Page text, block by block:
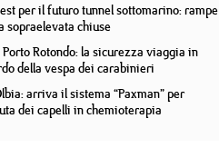
per il futuro tunnel sottomarino: rampe
sopraelevata chiuse
Rotondo: la sicurezza viaggia in
della vespa dei carabinieri
arriva il sistema “Paxman” per
dei capelli in chemioterapia